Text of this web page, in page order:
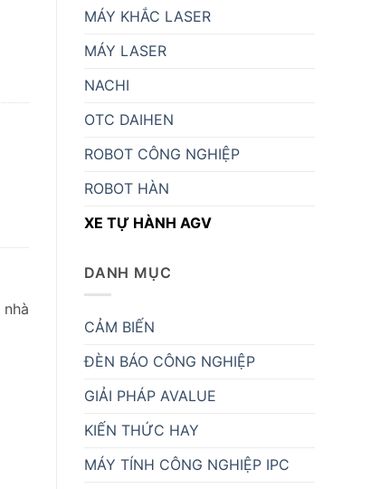
MÁY KHẮC LASER
MÁY LASER
NACHI
OTC DAIHEN
ROBOT CÔNG NGHIỆP
ROBOT HÀN
XE TỰ HÀNH AGV
DANH MỤC
CẢM BIẾN
ĐÈN BÁO CÔNG NGHIỆP
GIẢI PHÁP AVALUE
KIẾN THỨC HAY
MÁY TÍNH CÔNG NGHIỆP IPC